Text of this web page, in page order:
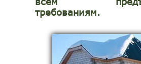
требованиям.